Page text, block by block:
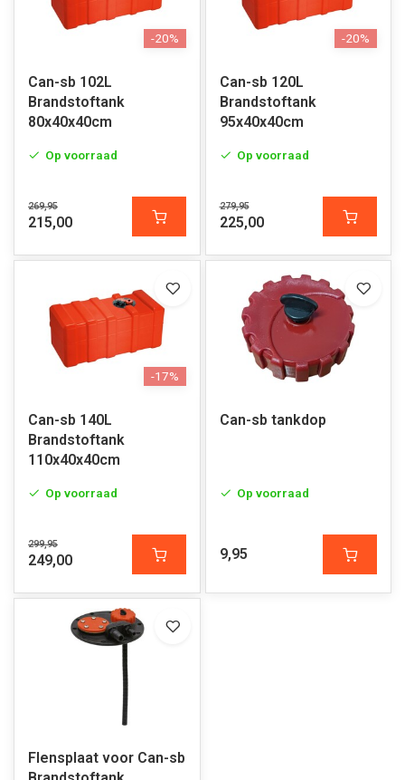
-20%
Can-sb 102L
Brandstoftank
80x40x40cm
Op voorraad
269,95
215,00
-20%
Can-sb 120L
Brandstoftank
95x40x40cm
Op voorraad
279,95
225,00
-17%
Can-sb 140L
Brandstoftank
110x40x40cm
Op voorraad
299,95
249,00
Can-sb tankdop
Op voorraad
9,95
Flensplaat voor Can-sb